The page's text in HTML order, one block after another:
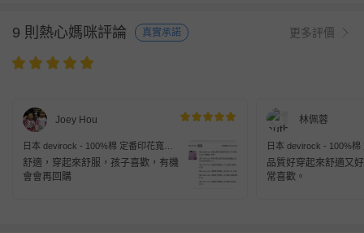
9 則熱心媽咪評論 真實承諾 更多評價
Joey Hou
日本 devirock - 100%棉 定番印花寬版
短袖上衣-R與老虎-墨綠
舒適，穿起來舒服，孩子喜歡，有機
會會再回購
林佩蓉
日本 devirock - 100%棉
短袖上衣-方框LOGO-霧
品質好穿起來舒適又
常喜歡。